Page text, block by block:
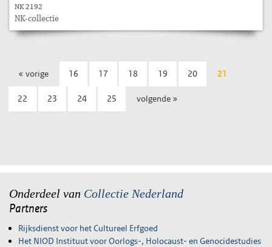
NK 2192
NK-collectie
« vorige 16 17 18 19 20 21
22 23 24 25 volgende »
Onderdeel van Collectie Nederland
Partners
Rijksdienst voor het Cultureel Erfgoed
Het NIOD Instituut voor Oorlogs-, Holocaust- en Genocidestudies